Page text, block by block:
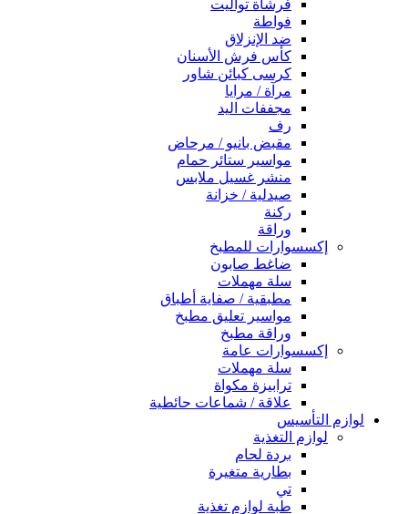
فرشاة تواليت
فواطة
ضد الإنزلاق
كأس فرش الأسنان
كرسى كبائن شاور
مرآة / مرايا
مجففات اليد
رف
مقبض بانيو / مرحاض
مواسير ستائر حمام
منشر غسيل ملابس
صيدلية / خزانة
ركنة
وراقة
إكسسوارات للمطبخ
ضاغط صابون
سلة مهملات
مطبقية / صفاية أطباق
مواسير تعليق مطبخ
وراقة مطبخ
إكسسوارات عامة
سلة مهملات
ترابيزة مكواة
علاقة / شماعات حائطية
لوازم التأسيس
لوازم التغذية
بردة لحام
بطارية متغيرة
تي
طبة لوازم تغذية